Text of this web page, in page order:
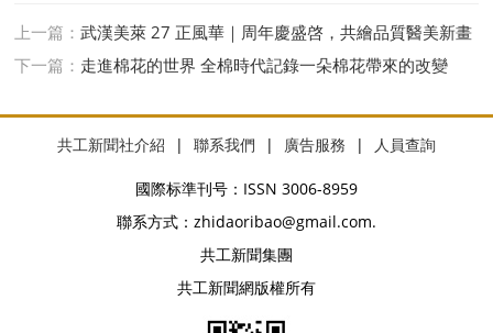
上一篇：武漢美萊 27 正風華｜周年慶盛啓，共繪品質醫美新畫
卷
下一篇： 走進棉花的世界 全棉時代記錄一朵棉花帶來的改變
共工新聞社介紹 | 聯系我們 | 廣告服務 | 人員查詢
國際标準刊号：ISSN 3006-8959
聯系方式：zhidaoribao@gmail.com.
共工新聞集團
共工新聞網版權所有